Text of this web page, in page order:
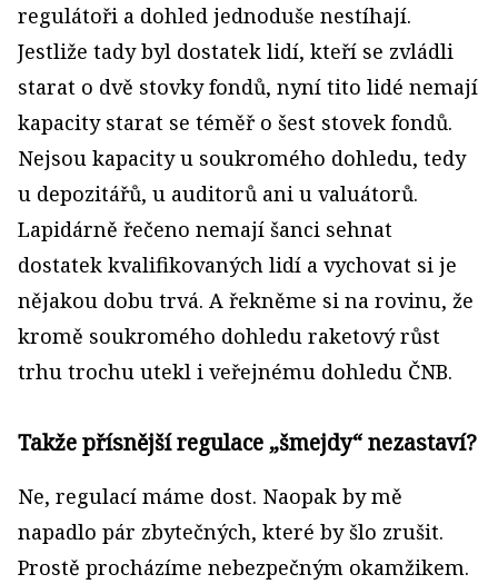
regulátoři a dohled jednoduše nestíhají.
Jestliže tady byl dostatek lidí, kteří se zvládli
starat o dvě stovky fondů, nyní tito lidé nemají
kapacity starat se téměř o šest stovek fondů.
Nejsou kapacity u soukromého dohledu, tedy
u depozitářů, u auditorů ani u valuátorů.
Lapidárně řečeno nemají šanci sehnat
dostatek kvalifikovaných lidí a vychovat si je
nějakou dobu trvá. A řekněme si na rovinu, že
kromě soukromého dohledu raketový růst
trhu trochu utekl i veřejnému dohledu ČNB.
Takže přísnější regulace „šmejdy“ nezastaví?
Ne, regulací máme dost. Naopak by mě
napadlo pár zbytečných, které by šlo zrušit.
Prostě procházíme nebezpečným okamžikem.